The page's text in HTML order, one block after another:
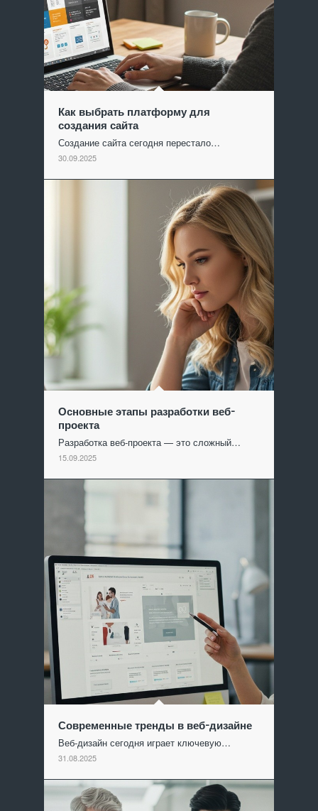
Как выбрать платформу для
создания сайта
Создание сайта сегодня перестало…
30.09.2025
Основные этапы разработки веб-
проекта
Разработка веб-проекта — это сложный…
15.09.2025
Современные тренды в веб-дизайне
Веб-дизайн сегодня играет ключевую…
31.08.2025